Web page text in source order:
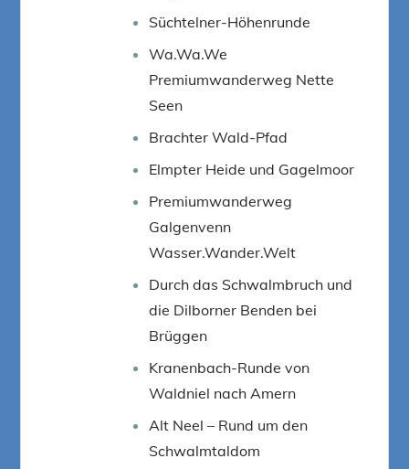
Süchtelner-Höhenrunde
Wa.Wa.We
Premiumwanderweg Nette
Seen
Brachter Wald-Pfad
Elmpter Heide und Gagelmoor
Premiumwanderweg
Galgenvenn
Wasser.Wander.Welt
Durch das Schwalmbruch und
die Dilborner Benden bei
Brüggen
Kranenbach-Runde von
Waldniel nach Amern
Alt Neel – Rund um den
Schwalmtaldom